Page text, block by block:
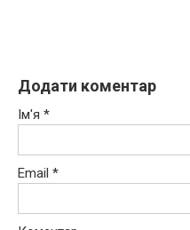
Додати коментар
Ім'я *
Email *